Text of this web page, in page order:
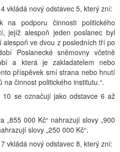
vkládá nový odstavec 5, který zní:
na podporu činnosti politického
jejíž alespoň jeden poslanec byl
ve dvou z posledních tří po
Poslanecké sněmovny včetně
a která je zakladatelem nebo
příspěvek smí strana nebo hnutí
činnost politického institutu.“.
10 se označují jako odstavce 6 až
„855 000 Kč“ nahrazují slovy „900
slovy „250 000 Kč“.
vkládá nový odstavec 8, který zní: